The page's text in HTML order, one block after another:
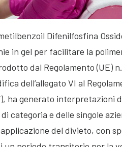
Difenilfosfina
in gel per facilitare la
dal Regolamento (UE)
dell’allegato VI al
ha generato interpretazioni
categoria e delle singole
del divieto, con